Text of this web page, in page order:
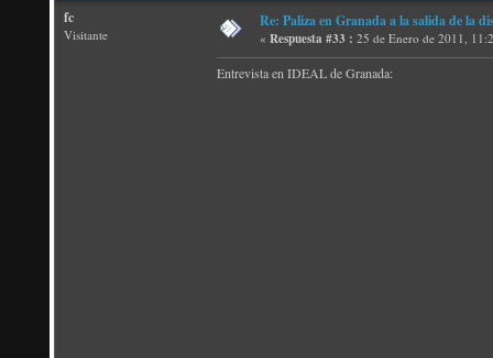
fc
Visitante
Re: Paliza en Granada a la salida de la
« Respuesta #33 : 25 de Enero de 2011,
Entrevista en IDEAL de Granada: